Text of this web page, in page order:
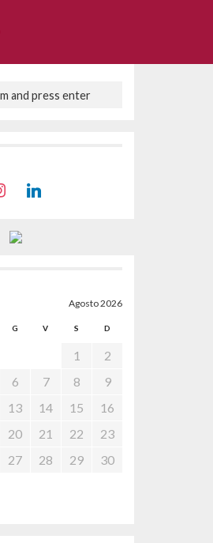
Agosto 2026
G V S D
1
2
6 7 8
9
13 14 15
16
20 21 22
23
27 28 29
30